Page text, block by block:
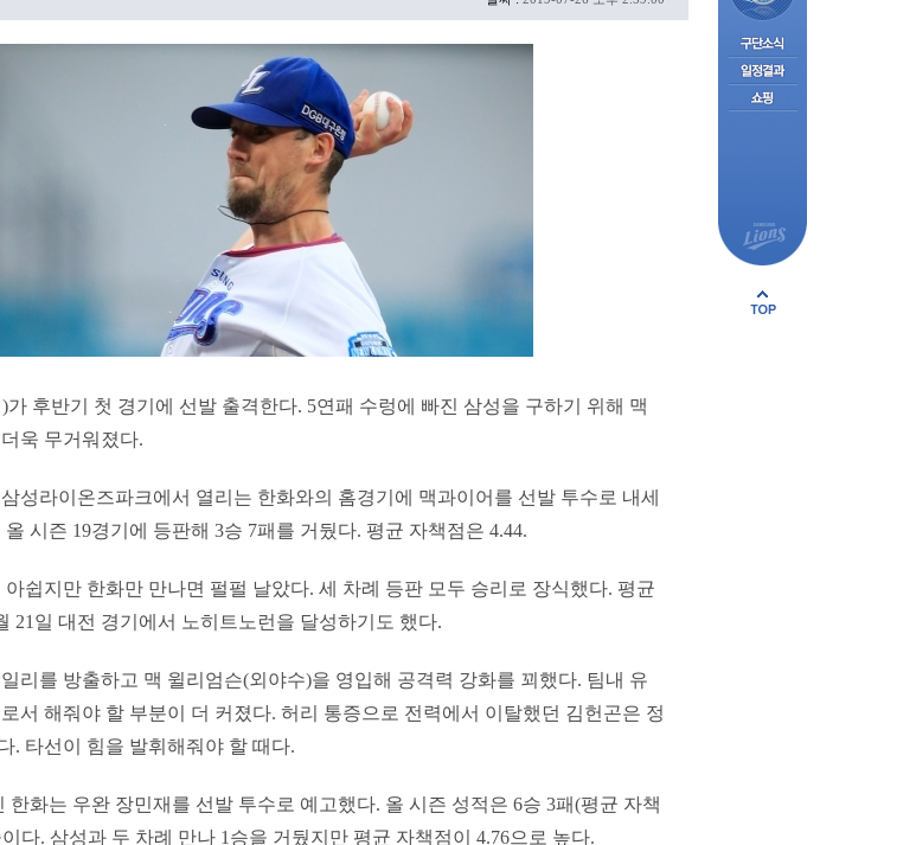
가 후반기 첫 경기에 선발 출격한다. 5연패 수렁에 빠진 삼성을 구하기 위해 맥
욱 무거워졌다.
성라이온즈파크에서 열리는 한화와의 홈경기에 맥과이어를 선발 투수로 내세
시즌 19경기에 등판해 3승 7패를 거뒀다. 평균 자책점은 4.44.
쉽지만 한화만 만나면 펄펄 날았다. 세 차례 등판 모두 승리로 장식했다. 평균
21일 대전 경기에서 노히트노런을 달성하기도 했다.
리를 방출하고 맥 윌리엄슨(외야수)을 영입해 공격력 강화를 꾀했다. 팀내 유
서 해줘야 할 부분이 더 커졌다. 허리 통증으로 전력에서 이탈했던 김헌곤은 정
. 타선이 힘을 발휘해줘야 할 때다.
한화는 우완 장민재를 선발 투수로 예고했다. 올 시즌 성적은 6승 3패(평균 자책
다. 삼성과 두 차례 만나 1승을 거뒀지만 평균 자책점이 4.76으로 높다.